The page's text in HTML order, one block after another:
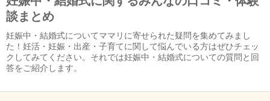
談まとめ
妊娠中・結婚式についてママリに寄せられた疑問を集めてみまし
た！妊活・妊娠・出産・子育てに関して悩んでいる方はぜひチェッ
クしてみてください。それでは妊娠中・結婚式についての質問と回
答をご紹介します。